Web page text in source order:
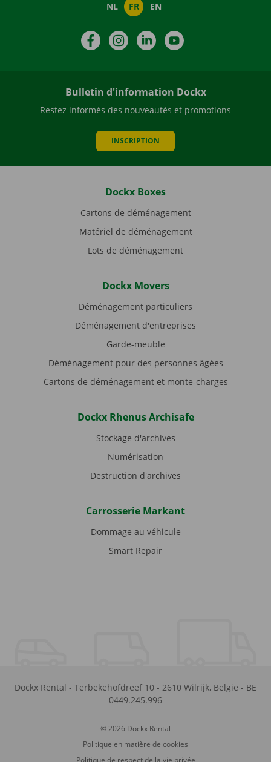
NL FR EN
FacebookInstagramLinkedIn
Bulletin d'information Dockx
Restez informés des nouveautés et promotions
INSCRIPTION
Dockx Boxes
Cartons de déménagement
Matériel de déménagement
Lots de déménagement
Dockx Movers
Déménagement particuliers
Déménagement d'entreprises
Garde-meuble
Déménagement pour des personnes âgées
Cartons de déménagement et monte-charges
Dockx Rhenus Archisafe
Stockage d'archives
Numérisation
Destruction d'archives
Carrosserie Markant
Dommage au véhicule
Smart Repair
Dockx Rental - Terbekehofdreef 10 - 2610 Wilrijk, België - BE
0449.245.996
© 2026 Dockx Rental
Politique en matière de cookies
Politique de respect de la vie privée